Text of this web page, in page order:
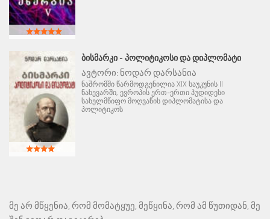
ᲑᲘᲡᲛᲐᲠᲙᲘ - ᲞᲝᲚᲘᲢᲘᲙᲝᲡᲘ ᲓᲐ ᲓᲘᲞᲚᲝᲛᲐᲢᲘ
ავტორი: ნოდარ დარსანია
ნაშრომში წარმოდგენილია XIX საუკუნის II
ნახევარში, ევროპის ერთ-ერთი პუდიდესი
სახელმწიფო მოღვაწის დიპლომატისა და
პოლიტიკოს
მე არ მწყენია, რომ მომატყუე, მეწყინა, რომ ამ წუთიდან, მე